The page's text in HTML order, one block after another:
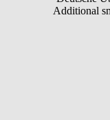
Additional